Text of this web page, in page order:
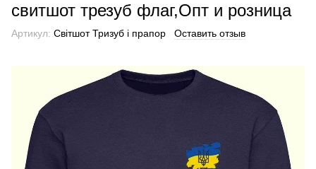
свитшот трезуб флаг,Опт и розница
Артикул: Світшот Тризуб і прапор Оставить отзыв